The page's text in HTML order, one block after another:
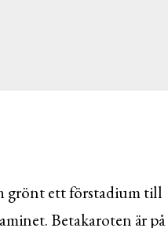
grönt ett förstadium till
Betakaroten är på